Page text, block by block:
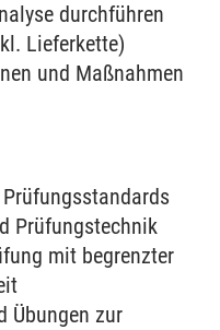
durchführen
Lieferkette)
und Maßnahmen
Prüfungstechnik
mit begrenzter
Übungen zur